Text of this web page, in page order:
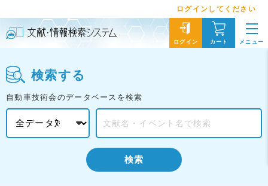
ログインしてください
ログイン カート メニュー
検索する
自動車技術会のデータベースを検索
検索